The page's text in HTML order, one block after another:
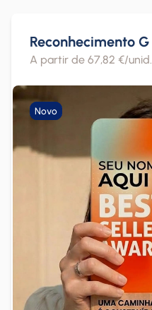
Reconhecimento G
A partir de 67,82 €/unid.
Novo